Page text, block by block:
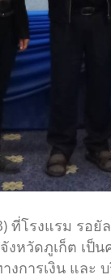
ที่โรงแรม รอ
งหวัดภูเก็ต เป็
งการเงิน แล